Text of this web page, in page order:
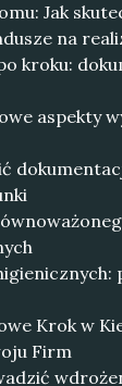
Jak
na
kroku:
aspekty
Krok w
Firm